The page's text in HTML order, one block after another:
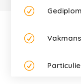
R
R
R